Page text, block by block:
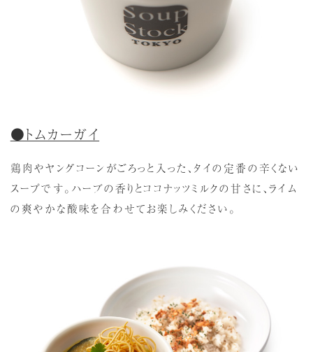
●トムカーガイ
鶏肉やヤングコーンがごろっと入った、タイの定番の辛くない
スープです。ハーブの香りとココナッツミルクの甘さに、ライム
の爽やかな酸味を合わせてお楽しみください。